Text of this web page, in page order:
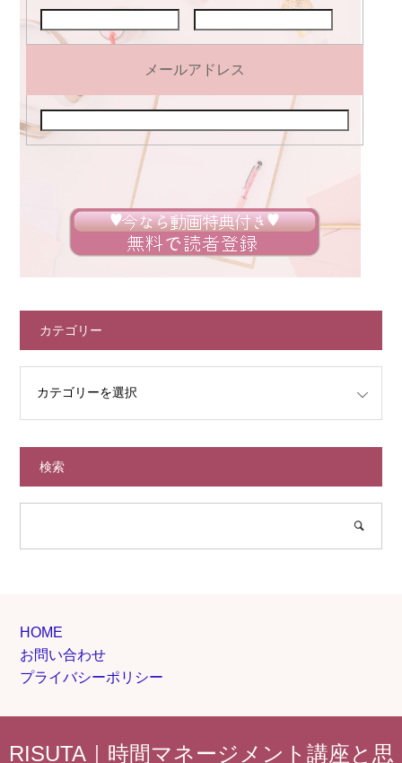
メールアドレス
カテゴリー
検索
HOME
お問い合わせ
プライバシーポリシー
RISUTA｜時間マネージメント講座と思